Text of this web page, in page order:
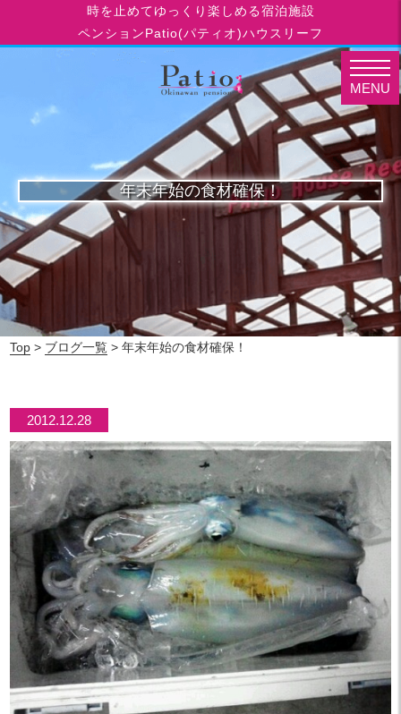
時を止めてゆっくり楽しめる宿泊施設
ペンションPatio(パティオ)ハウスリーフ
年末年始の食材確保！
Top > ブログ一覧 > 年末年始の食材確保！
2012.12.28
MENU